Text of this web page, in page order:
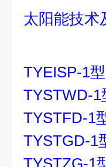
太阳能技术
TYEISP-1
TYSTWD-
TYSTFD-1
TYSTGD-1
TYSTZG-1